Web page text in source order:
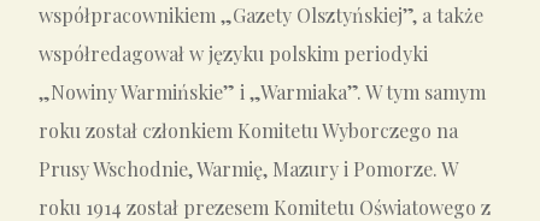
współpracownikiem „Gazety Olsztyńskiej”, a także
współredagował w języku polskim periodyki
„Nowiny Warmińskie” i „Warmiaka”. W tym samym
roku został członkiem Komitetu Wyborczego na
Prusy Wschodnie, Warmię, Mazury i Pomorze. W
roku 1914 został prezesem Komitetu Oświatowego z